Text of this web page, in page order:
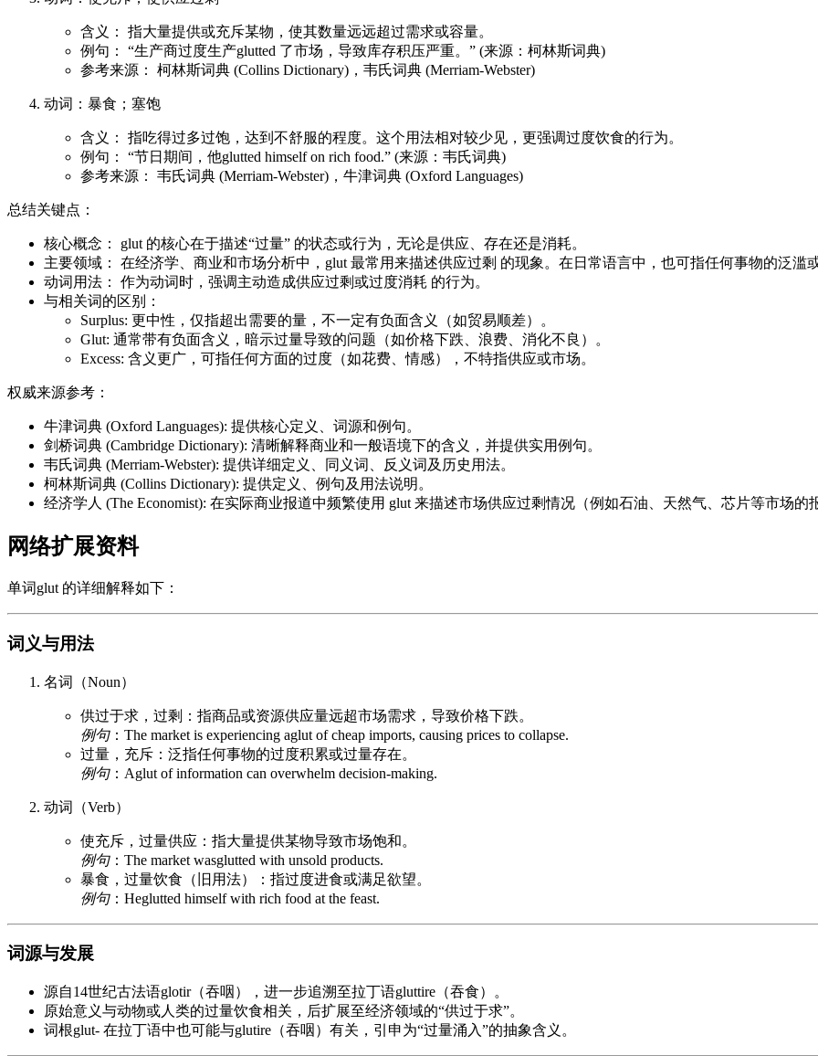
含义： 指大量提供或充斥某物，使其数量远远超过需求或容量。
例句： “生产商过度生产glutted 了市场，导致库存积压严重。” (来源：柯林斯词典)
参考来源： 柯林斯词典 (Collins Dictionary)，韦氏词典 (Merriam-Webster)
动词：暴食；塞饱
含义： 指吃得过多过饱，达到不舒服的程度。这个用法相对较少见，更强调过度饮食的行为。
例句： “节日期间，他glutted himself on rich food.” (来源：韦氏词典)
参考来源： 韦氏词典 (Merriam-Webster)，牛津词典 (Oxford Languages)
总结关键点：
核心概念： glut 的核心在于描述“过量” 的状态或行为，无论是供应、存在还是消耗。
主要领域： 在经济学、商业和市场分析中，glut 最常用来描述供应过剩 的现象。在日常语言中，也可指任何事物的泛滥
动词用法： 作为动词时，强调主动造成供应过剩或过度消耗 的行为。
与相关词的区别：
Surplus: 更中性，仅指超出需要的量，不一定有负面含义（如贸易顺差）。
Glut: 通常带有负面含义，暗示过量导致的问题（如价格下跌、浪费、消化不良）。
Excess: 含义更广，可指任何方面的过度（如花费、情感），不特指供应或市场。
权威来源参考：
牛津词典 (Oxford Languages): 提供核心定义、词源和例句。
剑桥词典 (Cambridge Dictionary): 清晰解释商业和一般语境下的含义，并提供实用例句。
韦氏词典 (Merriam-Webster): 提供详细定义、同义词、反义词及历史用法。
柯林斯词典 (Collins Dictionary): 提供定义、例句及用法说明。
经济学人 (The Economist): 在实际商业报道中频繁使用 glut 来描述市场供应过剩情况（例如石油、天然气、芯片等市场的
网络扩展资料
单词glut 的详细解释如下：
词义与用法
名词（Noun）
供过于求，过剩：指商品或资源供应量远超市场需求，导致价格下跌。
例句：The market is experiencing aglut of cheap imports, causing prices to collapse.
过量，充斥：泛指任何事物的过度积累或过量存在。
例句：Aglut of information can overwhelm decision-making.
动词（Verb）
使充斥，过量供应：指大量提供某物导致市场饱和。
例句：The market wasglutted with unsold products.
暴食，过量饮食（旧用法）：指过度进食或满足欲望。
例句：Heglutted himself with rich food at the feast.
词源与发展
源自14世纪古法语glotir（吞咽），进一步追溯至拉丁语gluttire（吞食）。
原始意义与动物或人类的过量饮食相关，后扩展至经济领域的“供过于求”。
词根glut- 在拉丁语中也可能与glutire（吞咽）有关，引申为“过量涌入”的抽象含义。